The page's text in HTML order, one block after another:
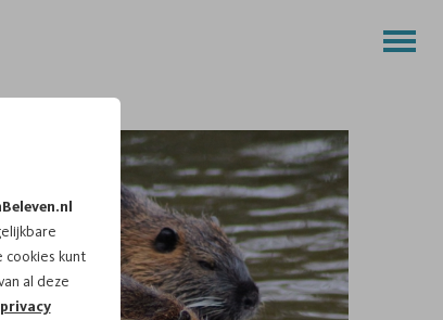
kunt
al deze
privacy